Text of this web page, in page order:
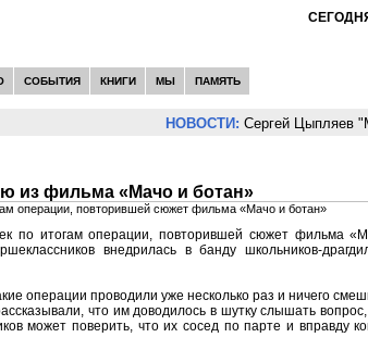
СОБЫТИЯ КНИГИ МЫ ПАМЯТЬ
НОВОСТИ: Сергей Цыпляев
из фильма «Мачо и ботан»
операции, повторившей сюжет фильма «Мачо и ботан»
по итогам операции, повторившей сюжет фильма
внедрилась в банду школьников-
операции проводили уже несколько раз и ничего
что им доводилось в шутку слышать вопрос,
может поверить, что их сосед по парте и вправду